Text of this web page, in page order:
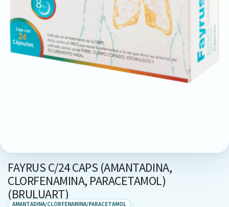
FAYRUS C/24 CAPS (AMANTADINA,
CLORFENAMINA, PARACETAMOL)
(BRULUART)
AMANTADINA/CLORFENAMINA/PARACETAMOL